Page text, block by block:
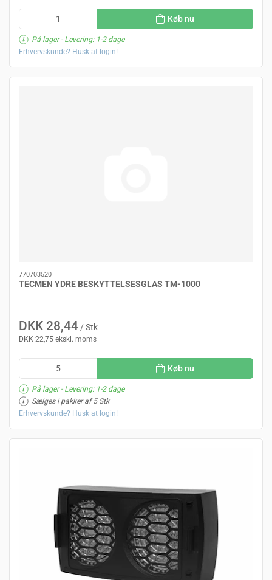
Køb nu
På lager- Levering: 1-2 dage
Erhvervskunde? Husk at login!
770703520
TECMEN YDRE BESKYTTELSESGLAS TM-1000
DKK 28,44 / Stk
DKK 22,75 ekskl. moms
Køb nu
På lager- Levering: 1-2 dage
Sælges i pakker af 5 Stk
Erhvervskunde? Husk at login!